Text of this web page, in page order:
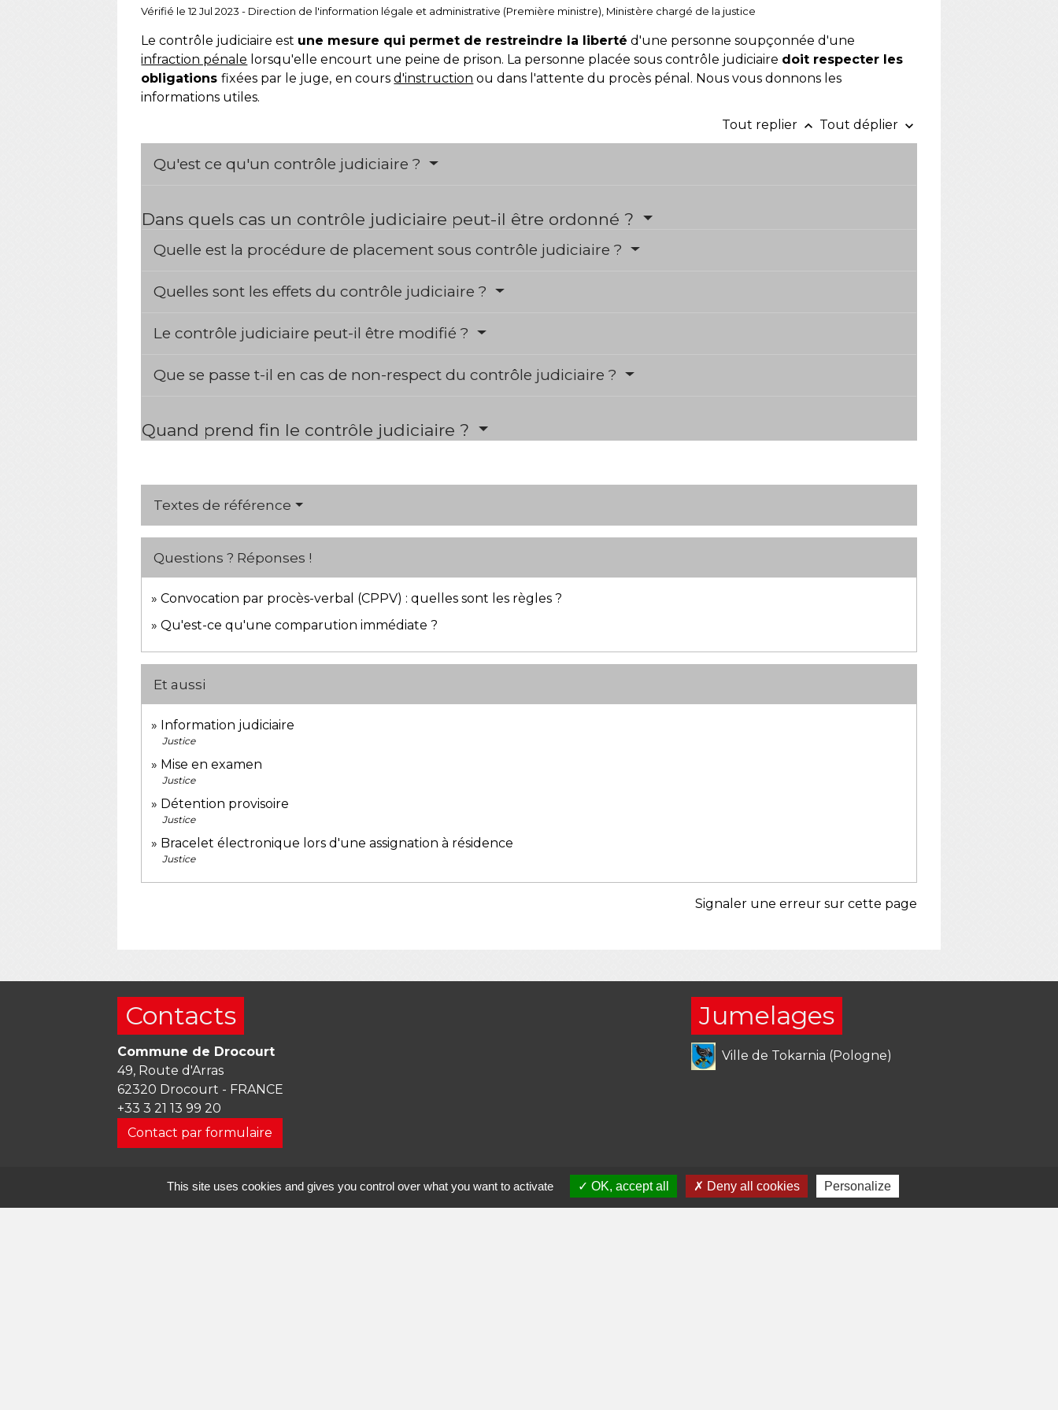
Vérifié le 12 Jul 2023 - Direction de l'information légale et administrative (Première ministre), Ministère chargé de la justice
Le contrôle judiciaire est une mesure qui permet de restreindre la liberté d'une personne soupçonnée d'une
infraction pénale lorsqu'elle encourt une peine de prison. La personne placée sous contrôle judiciaire doit respecter les
obligationsfixées par le juge, en coursd'instruction ou dans l'attente du procès pénal. Nous vous donnons les
informations utiles.
Tout replier keyboard_arrow_up Tout déplier keyboard_arrow_down
Qu'est ce qu'un contrôle judiciaire ?
Dans quels cas un contrôle judiciaire peut-il être ordonné ?
Quelle est la procédure de placement sous contrôle judiciaire ?
Quelles sont les effets du contrôle judiciaire ?
Le contrôle judiciaire peut-il être modifié ?
Que se passe t-il en cas de non-respect du contrôle judiciaire ?
Quand prend fin le contrôle judiciaire ?
Textes de référence
Questions ? Réponses !
Convocation par procès-verbal (CPPV) : quelles sont les règles ?
Qu'est-ce qu'une comparution immédiate ?
Et aussi
Information judiciaire
Justice
Mise en examen
Justice
Détention provisoire
Justice
Bracelet électronique lors d'une assignation à résidence
Justice
Signaler une erreur sur cette page
Contacts
Commune de Drocourt
49, Route d'Arras
62320 Drocourt - FRANCE
+33 3 21 13 99 20
Contact par formulaire
: 09h00 – 12h00 / Fermée l’après-midi
Jumelages
Ville de Tokarnia (Pologne)
This site uses cookies and gives you control over what you want to activate OK, accept all Deny all cookies Personalize